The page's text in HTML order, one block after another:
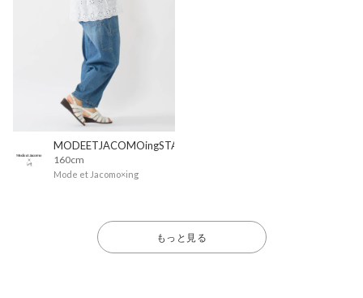
MODEETJACOMOingSTAFF
160cm
Mode et Jacomo×ing
もっと見る